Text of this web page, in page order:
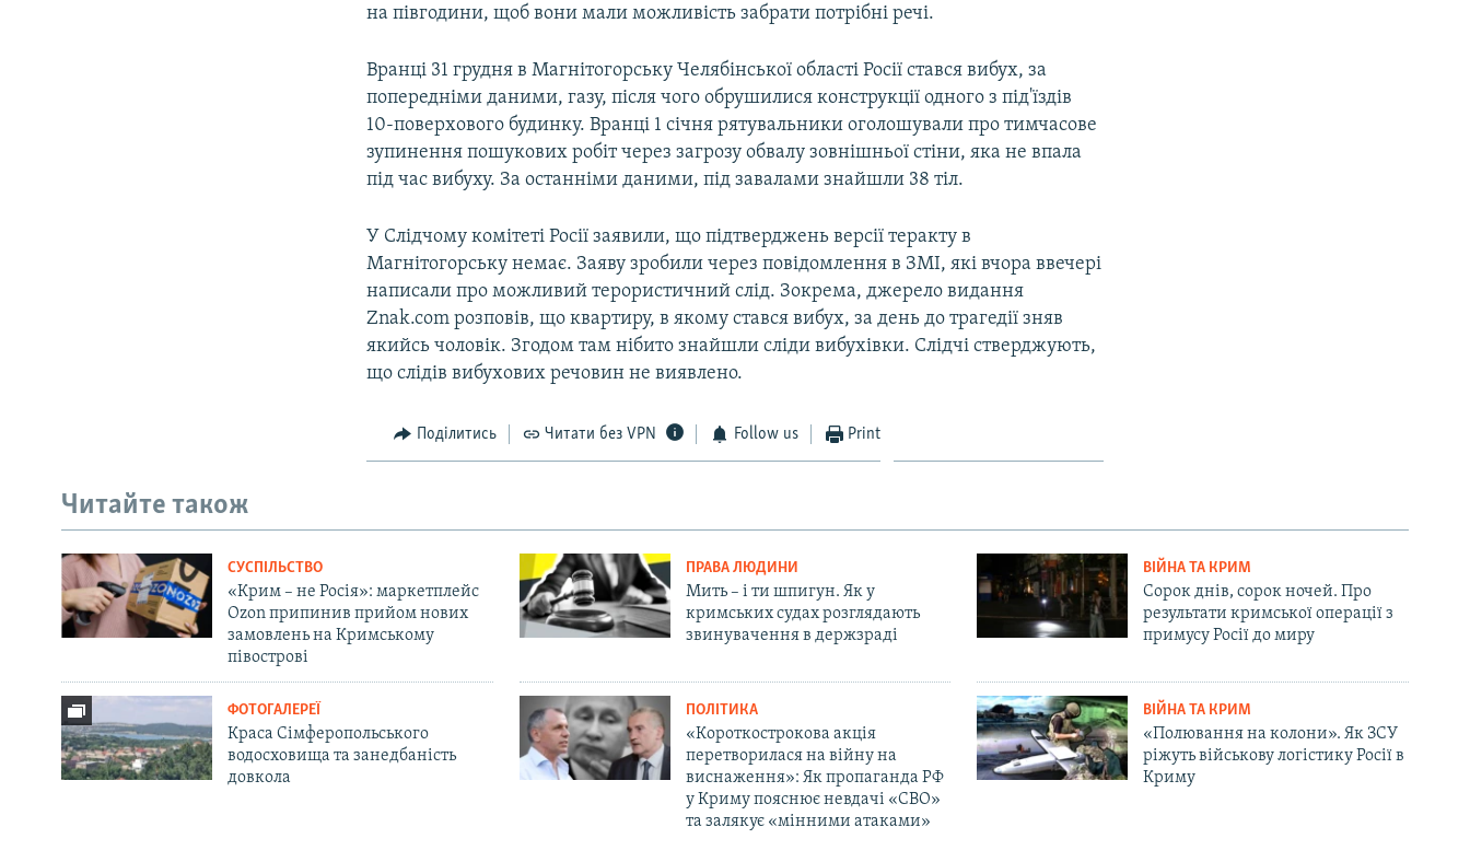
на півгодини, щоб вони мали можливість забрати потрібні речі.
Вранці 31 грудня в Магнітогорську Челябінської області Росії стався вибух, за
попередніми даними, газу, після чого обрушилися конструкції одного з під'їздів
10-поверхового будинку. Вранці 1 січня рятувальники оголошували про тимчасове
зупинення пошукових робіт через загрозу обвалу зовнішньої стіни, яка не впала
під час вибуху. За останніми даними, під завалами знайшли 38 тіл.
У Слідчому комітеті Росії заявили, що підтверджень версії теракту в
Магнітогорську немає. Заяву зробили через повідомлення в ЗМІ, які вчора ввечері
написали про можливий терористичний слід. Зокрема, джерело видання
Znak.com розповів, що квартиру, в якому стався вибух, за день до трагедії зняв
якийсь чоловік. Згодом там нібито знайшли сліди вибухівки. Слідчі стверджують,
що слідів вибухових речовин не виявлено.
Поділитись Читати без VPN Follow us Print
Читайте також
СУСПІЛЬСТВО
«Крим – не Росія»: маркетплейс
Ozon припинив прийом нових
замовлень на Кримському
півострові
ПРАВА ЛЮДИНИ
Мить – і ти шпигун. Як у
кримських судах розглядають
звинувачення в держзраді
ВІЙНА ТА КРИМ
Сорок днів, сорок ночей. Про
результати кримської операції з
примусу Росії до миру
ФОТОГАЛЕРЕЇ
Краса Сімферопольського
водосховища та занедбаність
довкола
ПОЛІТИКА
«Короткострокова акція
перетворилася на війну на
виснаження»: Як пропаганда РФ
у Криму пояснює невдачі «СВО»
та залякує «мінними атаками»
ВІЙНА ТА КРИМ
«Полювання на колони». Як ЗСУ
ріжуть військову логістику Росії в
Криму